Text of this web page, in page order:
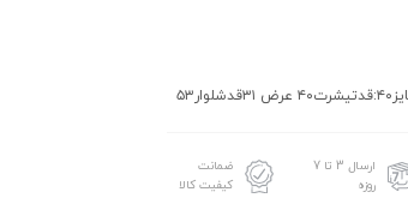
ارسال 3 تا 7
روزه
ضمانت
کیفیت کالا